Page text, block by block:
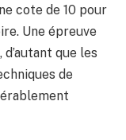
cote de 10 pour
Une épreuve
que les
de